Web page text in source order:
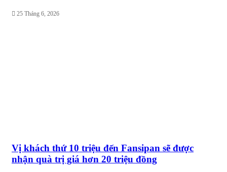
25 Tháng 6, 2026
Vị khách thứ 10 triệu đến Fansipan sẽ được
nhận quà trị giá hơn 20 triệu đồng